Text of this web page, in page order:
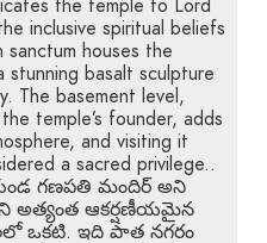
the temple to Lord
inclusive spiritual beliefs
houses the
basalt sculpture
The basement level,
temple’s founder, adds
and visiting it
a sacred privilege..
గణపతి మందిర్ అని
అత్యంత ఆకర్షణీయమైన
ఒకటి. ఇది పాత నగరం